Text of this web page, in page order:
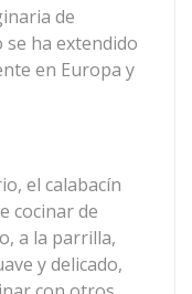
de
se ha extendido
en Europa y
el calabacín
cocinar de
a la parrilla,
y delicado,